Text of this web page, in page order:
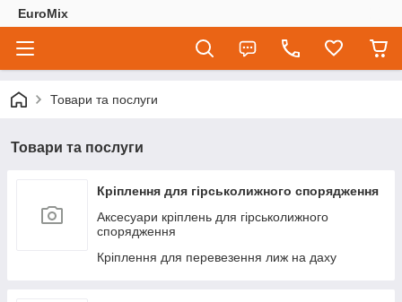
EuroMix
Товари та послуги
Товари та послуги
Кріплення для гірськолижного спорядження
Аксесуари кріплень для гірськолижного
спорядження
Кріплення для перевезення лиж на даху